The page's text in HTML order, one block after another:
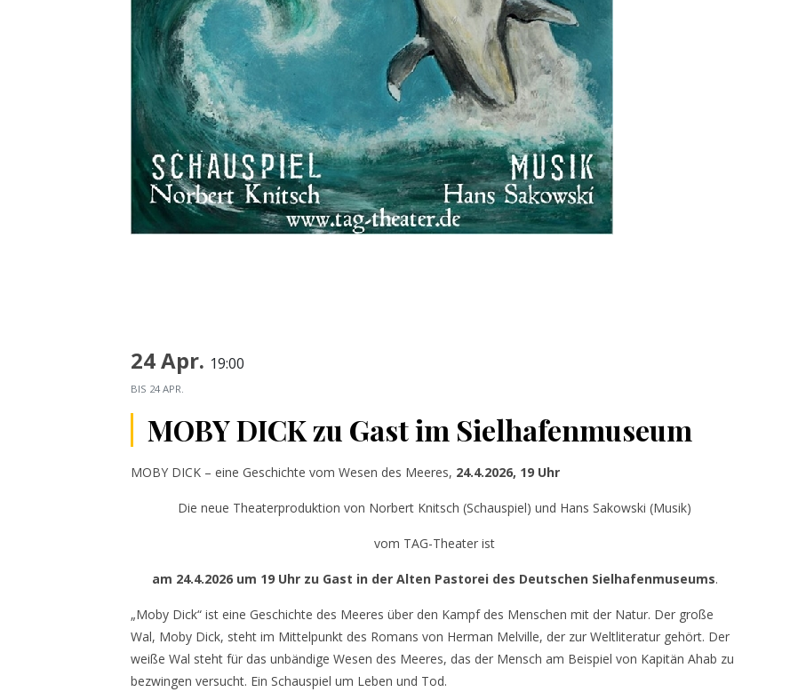
24 Apr. 19:00
BIS 24 APR.
MOBY DICK zu Gast im Sielhafenmuseum
MOBY DICK – eine Geschichte vom Wesen des Meeres, 24.4.2026, 19 Uhr
Die neue Theaterproduktion von Norbert Knitsch (Schauspiel) und Hans Sakowski (Musik)
vom TAG-Theater ist
am 24.4.2026 um 19 Uhr zu Gast in der Alten Pastorei des Deutschen Sielhafenmuseums.
„Moby Dick“ ist eine Geschichte des Meeres über den Kampf des Menschen mit der Natur. Der große
Wal, Moby Dick, steht im Mittelpunkt des Romans von Herman Melville, der zur Weltliteratur gehört. Der
weiße Wal steht für das unbändige Wesen des Meeres, das der Mensch am Beispiel von Kapitän Ahab zu
bezwingen versucht. Ein Schauspiel um Leben und Tod.